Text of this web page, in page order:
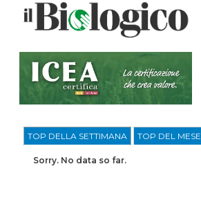
TOP DELLA SETTIMANA TOP DEL MESE
Sorry. No data so far.